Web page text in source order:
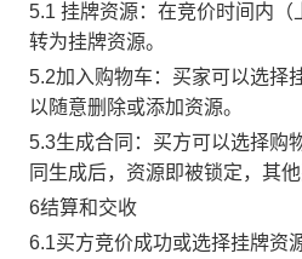
5.1 挂牌资源：在竞价时间内
转为挂牌资源。
5.2加入购物车：买家可以选择
以随意删除或添加资源。
5.3生成合同：买方可以选择购
同生成后，资源即被锁定，其他
6结算和交收
6.1买方竞价成功或选择挂牌资